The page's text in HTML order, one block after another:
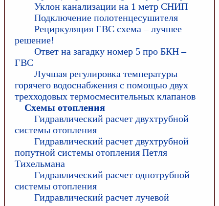
Уклон канализации на 1 метр СНИП
Подключение полотенцесушителя
Рециркуляция ГВС схема – лучшее
решение!
Ответ на загадку номер 5 про БКН –
ГВС
Лучшая регулировка температуры
горячего водоснабжения с помощью двух
трехходовых термосмесительных клапанов
Схемы отопления
Гидравлический расчет двухтрубной
системы отопления
Гидравлический расчет двухтрубной
попутной системы отопления Петля
Тихельмана
Гидравлический расчет однотрубной
системы отопления
Гидравлический расчет лучевой